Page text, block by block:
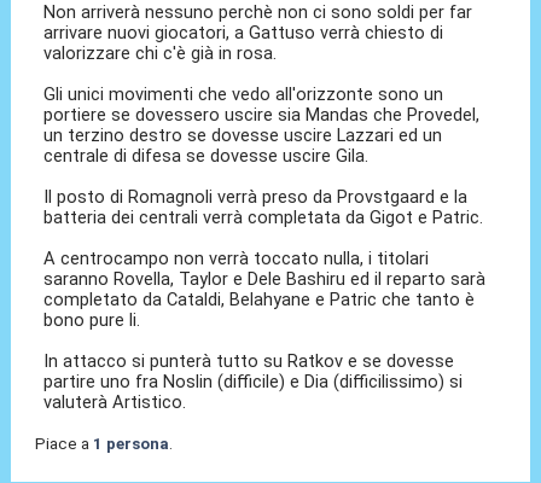
Non arriverà nessuno perchè non ci sono soldi per far
arrivare nuovi giocatori, a Gattuso verrà chiesto di
valorizzare chi c'è già in rosa.
Gli unici movimenti che vedo all'orizzonte sono un
portiere se dovessero uscire sia Mandas che Provedel,
un terzino destro se dovesse uscire Lazzari ed un
centrale di difesa se dovesse uscire Gila.
Il posto di Romagnoli verrà preso da Provstgaard e la
batteria dei centrali verrà completata da Gigot e Patric.
A centrocampo non verrà toccato nulla, i titolari
saranno Rovella, Taylor e Dele Bashiru ed il reparto sarà
completato da Cataldi, Belahyane e Patric che tanto è
bono pure li.
In attacco si punterà tutto su Ratkov e se dovesse
partire uno fra Noslin (difficile) e Dia (difficilissimo) si
valuterà Artistico.
Piace a 1 persona.